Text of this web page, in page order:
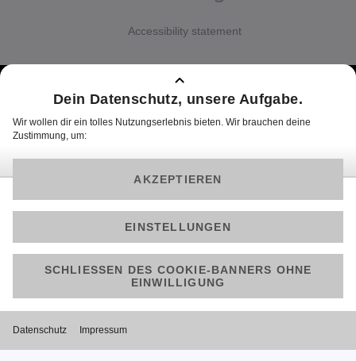
Accessibility statement
Impressum
Datenschutz Social Media
Allgemeine Nutzungsbedingungen
Barrierefreiheit
© 2025 ProSiebenSat.1 PULS 4 GmbH